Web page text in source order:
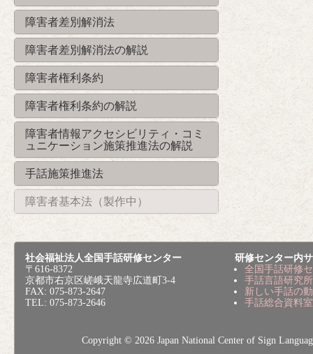
障害者差別解消法
障害者差別解消法の解説
障害者権利条約
障害者権利条約の解説
障害者情報アクセシビリティ・コミ
ュニケーション施策推進法の解説
手話施策推進法
障害者基本法（製作中）
社会福祉法人全国手話研修センター
〒616-8372
京都市右京区嵯峨天龍寺広道町3-4
FAX: 075-873-2647
TEL: 075-873-2646
研修センター内
全国手話研修
手話言語研究所
新しい手話の
手話総合資料室
Copyright © 2026 Japan National Center of Sign